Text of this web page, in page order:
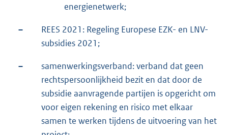
energienetwerk;
–
REES 2021: Regeling Europese EZK- en LNV-
subsidies 2021;
–
samenwerkingsverband: verband dat geen
rechtspersoonlijkheid bezit en dat door de
subsidie aanvragende partijen is opgericht om
voor eigen rekening en risico met elkaar
samen te werken tijdens de uitvoering van het